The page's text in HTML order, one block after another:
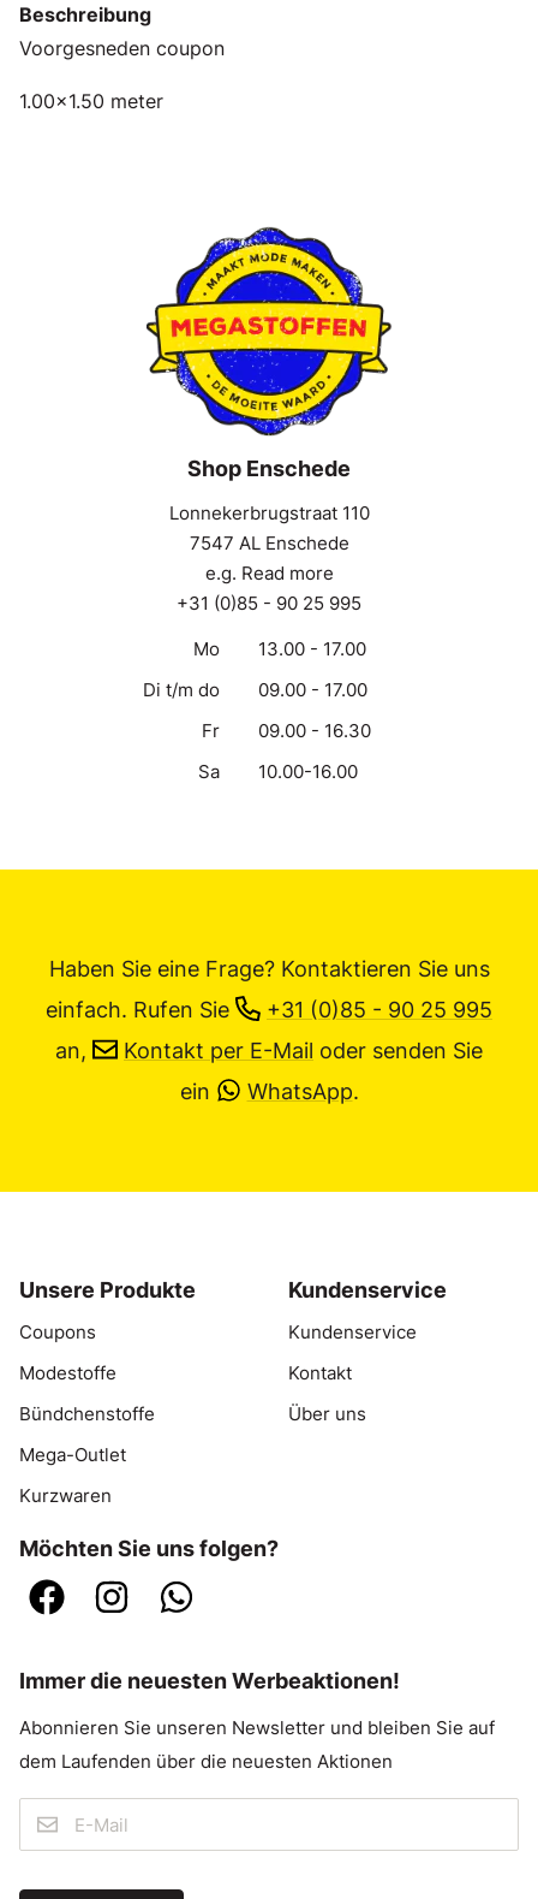
Beschreibung
Voorgesneden coupon
1.00x1.50 meter
Shop Enschede
Lonnekerbrugstraat 110
7547 AL Enschede
e.g. Read more
+31 (0)85 - 90 25 995
Mo
13.00 - 17.00
Di t/m do
09.00 - 17.00
Fr
09.00 - 16.30
Sa
10.00-16.00
Haben Sie eine Frage? Kontaktieren Sie uns
einfach. Rufen Sie
+31 (0)85 - 90 25 995
an,
Kontakt per E-Mail oder senden Sie
ein
WhatsApp.
Unsere Produkte
Coupons
Modestoffe
Bündchenstoffe
Mega-Outlet
Kurzwaren
Kundenservice
Kundenservice
Kontakt
Über uns
Möchten Sie uns folgen?
Immer die neuesten Werbeaktionen!
Abonnieren Sie unseren Newsletter und bleiben Sie auf
dem Laufenden über die neuesten Aktionen